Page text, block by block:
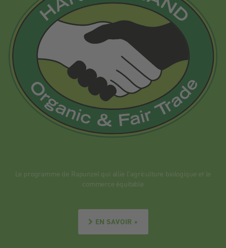
Le programme de Rapunzel qui allie l’agriculture biologique et le
commerce équitable
EN SAVOIR +